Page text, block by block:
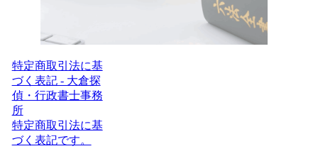
特定商取引法に基
づく表記 - 大倉探
偵・行政書士事務
所
特定商取引法に基
づく表記です。